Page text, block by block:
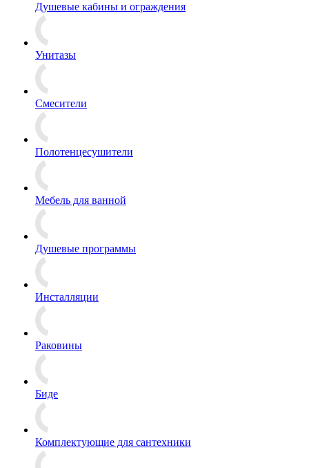
Душевые кабины и ограждения
Унитазы
Смесители
Полотенцесушители
Мебель для ванной
Душевые программы
Инсталляции
Раковины
Биде
Комплектующие для сантехники